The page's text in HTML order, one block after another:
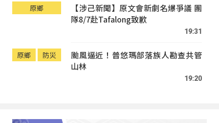
原鄉
【涉己新聞】原文會新劇名爆爭議 團
隊8/7赴Tafalong致歉
19:31
原鄉 防災
颱風逼近！普悠瑪部落族人勘查共管
山林
19:20